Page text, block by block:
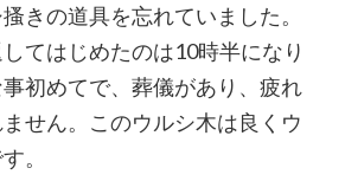
きの道具を忘れていました。
てはじめたのは10時半になり
初めてで、葬儀があり、疲れ
せん。このウルシ木は良くウ
。